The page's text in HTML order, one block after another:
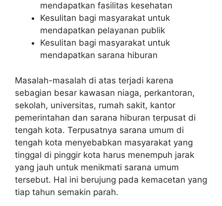
mendapatkan fasilitas kesehatan
Kesulitan bagi masyarakat untuk
mendapatkan pelayanan publik
Kesulitan bagi masyarakat untuk
mendapatkan sarana hiburan
Masalah-masalah di atas terjadi karena
sebagian besar kawasan niaga, perkantoran,
sekolah, universitas, rumah sakit, kantor
pemerintahan dan sarana hiburan terpusat di
tengah kota. Terpusatnya sarana umum di
tengah kota menyebabkan masyarakat yang
tinggal di pinggir kota harus menempuh jarak
yang jauh untuk menikmati sarana umum
tersebut. Hal ini berujung pada kemacetan yang
tiap tahun semakin parah.